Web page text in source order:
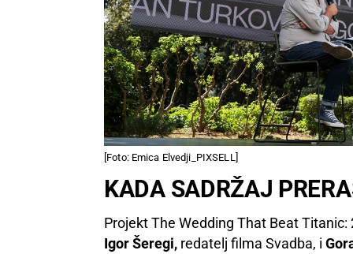
[Foto: Emica Elvedji_PIXSELL]
KADA SADRŽAJ
Projekt The Wedding That Beat
Igor Šeregi, redatelj filma Svadba, i